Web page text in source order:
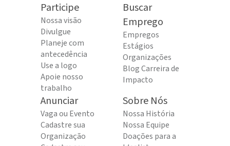
Participe
Nossa visão
Divulgue
Planeje com
antecedência
Use a logo
Apoie nosso
trabalho
Buscar
Emprego
Empregos
Estágios
Organizações
Blog Carreira de
Impacto
Anunciar
Vaga ou Evento
Cadastre sua
Organização
Sobre Nós
Nossa História
Nossa Equipe
Doações para a